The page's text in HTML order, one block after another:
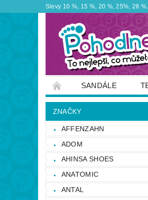
Slevy 10 %, 15 %, 20 %, 25%, 28
SANDÁLE
ZNAČKY
OTEVÍRACÍ DOBA
NAPIŠTE NÁM
ZNAČKY
AFFENZAHN
ADOM
AHINSA SHOES
ANATOMIC
ANTAL